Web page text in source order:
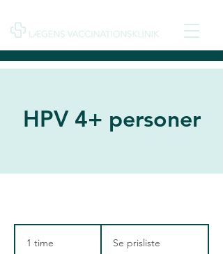
HPV 4+ personer
1 time Se prisliste